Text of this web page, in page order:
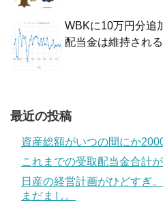
WBKに10万円分追
配当金は維持され
最近の投稿
資産総額がいつの間にか
これまでの受取配当金合計
日産の経営計画がひどすぎ
まだまし。